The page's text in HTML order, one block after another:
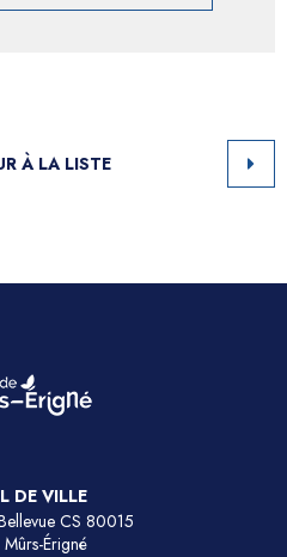
À LA LISTE
DE VILLE
CS 80015
Érigné